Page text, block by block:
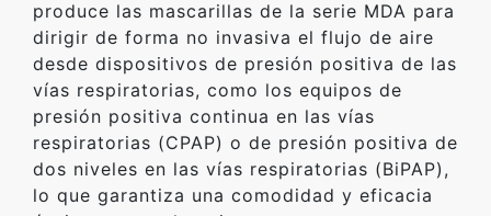
produce las mascarillas de la serie MDA para
dirigir de forma no invasiva el flujo de aire
desde dispositivos de presión positiva de las
vías respiratorias, como los equipos de
presión positiva continua en las vías
respiratorias (CPAP) o de presión positiva de
dos niveles en las vías respiratorias (BiPAP),
lo que garantiza una comodidad y eficacia